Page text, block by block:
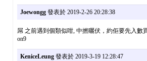
Joewongg發表於 2019-2-26 20:28:38
屌 之前遇到個類似咁, 中撚曬伏，約佢要先入數
on9
KeniceLeung發表於 2019-3-19 12:28:47